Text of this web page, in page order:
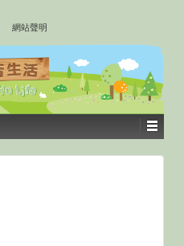
網站聲明